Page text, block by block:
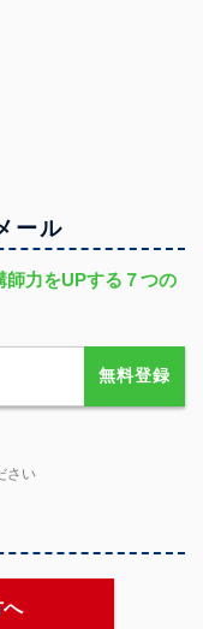
ール
師力をUPする７つの
無料登録
さい